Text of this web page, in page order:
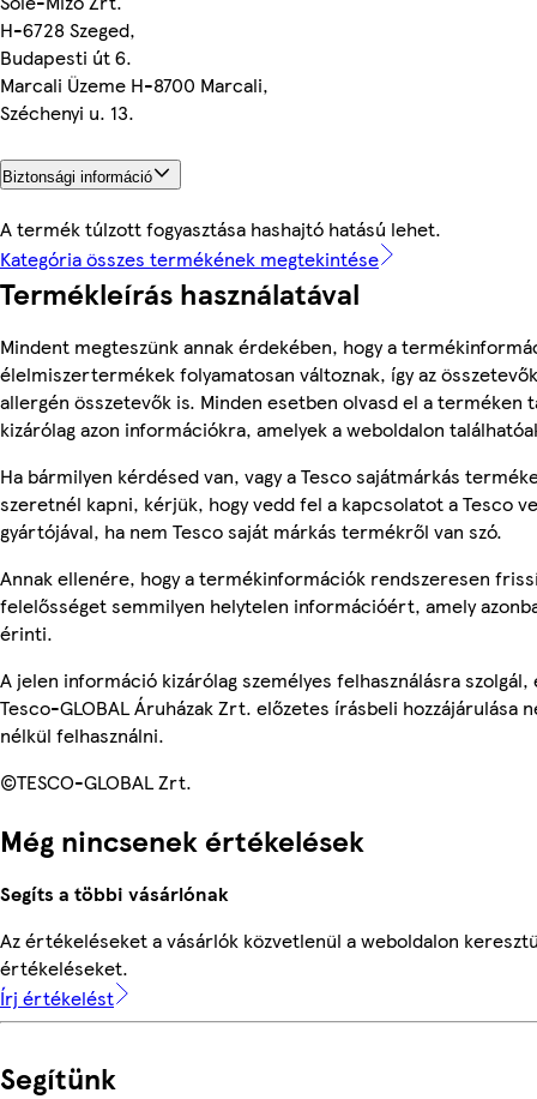
H-6728 Szeged,
Budapesti út 6.
Marcali Üzeme H-8700 Marcali,
Széchenyi u. 13.
Biztonsági információ
A termék túlzott fogyasztása hashajtó hatású lehet.
Kategória összes termékének megtekintése
Termékleírás használatával
Mindent megteszünk annak érdekében, hogy a
élelmiszertermékek folyamatosan változnak, így az
allergén összetevők is. Minden esetben olvasd el a terméken
kizárólag azon információkra, amelyek a weboldalon
Ha bármilyen kérdésed van, vagy a Tesco sajátmárkás
szeretnél kapni, kérjük, hogy vedd fel a kapcsolatot a Tesco
gyártójával, ha nem Tesco saját márkás termékről van szó.
Annak ellenére, hogy a termékinformációk rendszeresen
felelősséget semmilyen helytelen információért, amely
érinti.
A jelen információ kizárólag személyes felhasználásra
Tesco-GLOBAL Áruházak Zrt. előzetes írásbeli hozzájárulása
nélkül felhasználni.
©TESCO-GLOBAL Zrt.
Még nincsenek értékelések
Segíts a többi vásárlónak
Az értékeléseket a vásárlók közvetlenül a weboldalon
értékeléseket.
Írj értékelést
Segítünk